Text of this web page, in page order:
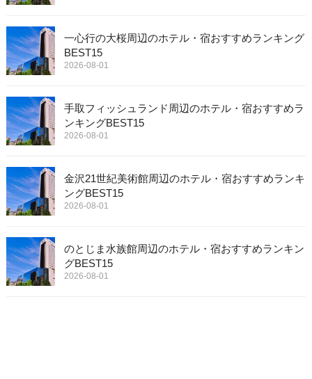
一心行の大桜周辺のホテル・宿おすすめランキング
BEST15
2026-08-01
手取フィッシュランド周辺のホテル・宿おすすめラ
ンキングBEST15
2026-08-01
金沢21世紀美術館周辺のホテル・宿おすすめランキ
ングBEST15
2026-08-01
のとじま水族館周辺のホテル・宿おすすめランキン
グBEST15
2026-08-01